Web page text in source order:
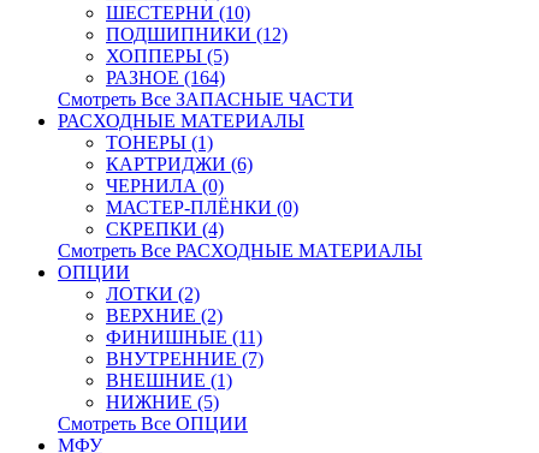
ШЕСТЕРНИ (10)
ПОДШИПНИКИ (12)
ХОППЕРЫ (5)
РАЗНОЕ (164)
Смотреть Все ЗАПАСНЫЕ ЧАСТИ
РАСХОДНЫЕ МАТЕРИАЛЫ
ТОНЕРЫ (1)
КАРТРИДЖИ (6)
ЧЕРНИЛА (0)
МАСТЕР-ПЛЁНКИ (0)
СКРЕПКИ (4)
Смотреть Все РАСХОДНЫЕ МАТЕРИАЛЫ
ОПЦИИ
ЛОТКИ (2)
ВЕРХНИЕ (2)
ФИНИШНЫЕ (11)
ВНУТРЕННИЕ (7)
ВНЕШНИЕ (1)
НИЖНИЕ (5)
Смотреть Все ОПЦИИ
МФУ